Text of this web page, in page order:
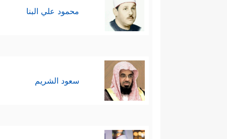
محمود علي البنا
سعود الشريم